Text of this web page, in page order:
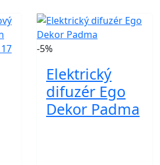
-5%
Elektrický
difuzér Ego
Dekor Padma